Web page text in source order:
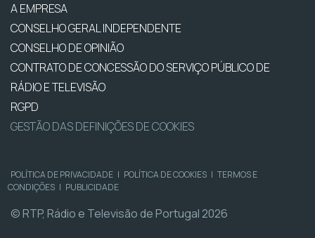
A EMPRESA
CONSELHO GERAL INDEPENDENTE
CONSELHO DE OPINIÃO
CONTRATO DE CONCESSÃO DO SERVIÇO PÚBLICO DE
RÁDIO E TELEVISÃO
RGPD
GESTÃO DAS DEFINIÇÕES DE COOKIES
POLÍTICA DE PRIVACIDADE | POLÍTICA DE COOKIES | TERMOS E
CONDIÇÕES | PUBLICIDADE
© RTP, Rádio e Televisão de Portugal 2026